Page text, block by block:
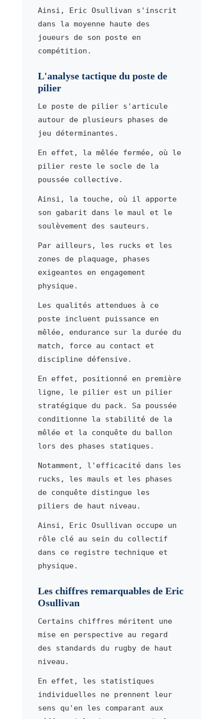
Ainsi, Eric Osullivan s'inscrit
dans la moyenne haute des
joueurs de son poste en
compétition.
L'analyse tactique du poste de
pilier
Le poste de pilier s'articule
autour de plusieurs phases de
jeu déterminantes.
En effet, la mêlée fermée, où le
pilier reste le socle de la
poussée collective.
Ainsi, la touche, où il apporte
son gabarit dans le maul et le
soulèvement des sauteurs.
Par ailleurs, les rucks et les
zones de plaquage, phases
exigeantes en engagement
physique.
Les qualités attendues à ce
poste incluent puissance en
mêlée, endurance sur la durée du
match, force au contact et
discipline défensive.
En effet, positionné en première
ligne, le pilier est un pilier
stratégique du pack. Sa poussée
conditionne la stabilité de la
mêlée et la conquête du ballon
lors des phases statiques.
Notamment, l'efficacité dans les
rucks, les mauls et les phases
de conquête distingue les
piliers de haut niveau.
Ainsi, Eric Osullivan occupe un
rôle clé au sein du collectif
dans ce registre technique et
physique.
Les chiffres remarquables de Eric
Osullivan
Certains chiffres méritent une
mise en perspective au regard
des standards du rugby de haut
niveau.
En effet, les statistiques
individuelles ne prennent leur
sens qu'en les comparant aux